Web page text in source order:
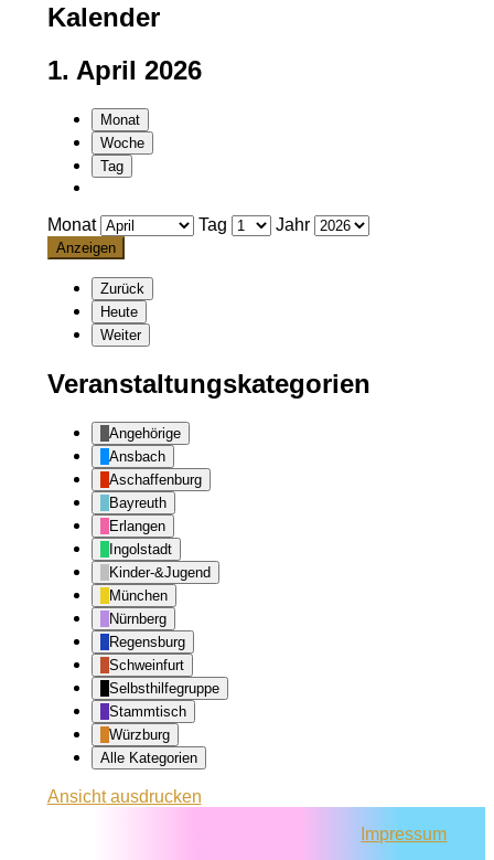
Kalender
1. April 2026
Monat
Woche
Tag
Monat Tag Jahr
Zurück
Heute
Weiter
Veranstaltungskategorien
Angehörige
Ansbach
Aschaffenburg
Bayreuth
Erlangen
Ingolstadt
Kinder-&Jugend
München
Nürnberg
Regensburg
Schweinfurt
Selbsthilfegruppe
Stammtisch
Würzburg
Alle Kategorien
Ansichtausdrucken
Impressum